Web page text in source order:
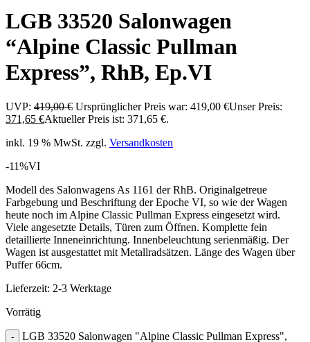
LGB 33520 Salonwagen
“Alpine Classic Pullman
Express”, RhB, Ep.VI
UVP: 419,00€ Ursprünglicher Preis war: 419,00 €Unser Preis:
371,65 €Aktueller Preis ist: 371,65 €.
inkl. 19 % MwSt. zzgl. Versandkosten
-11%VI
Modell des Salonwagens As 1161 der RhB. Originalgetreue
Farbgebung und Beschriftung der Epoche VI, so wie der Wagen
heute noch im Alpine Classic Pullman Express eingesetzt wird.
Viele angesetzte Details, Türen zum Öffnen. Komplette fein
detaillierte Inneneinrichtung. Innenbeleuchtung serienmäßig. Der
Wagen ist ausgestattet mit Metallradsätzen. Länge des Wagen über
Puffer 66cm.
Lieferzeit: 2-3 Werktage
Vorrätig
LGB 33520 Salonwagen "Alpine Classic Pullman Express",